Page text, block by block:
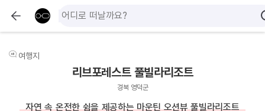
여행지
리브포레스트 풀빌라리조트
경북 영덕군
자연 속 온전한 쉼을 제공하는 마운틴 오션뷰 풀빌라리조트